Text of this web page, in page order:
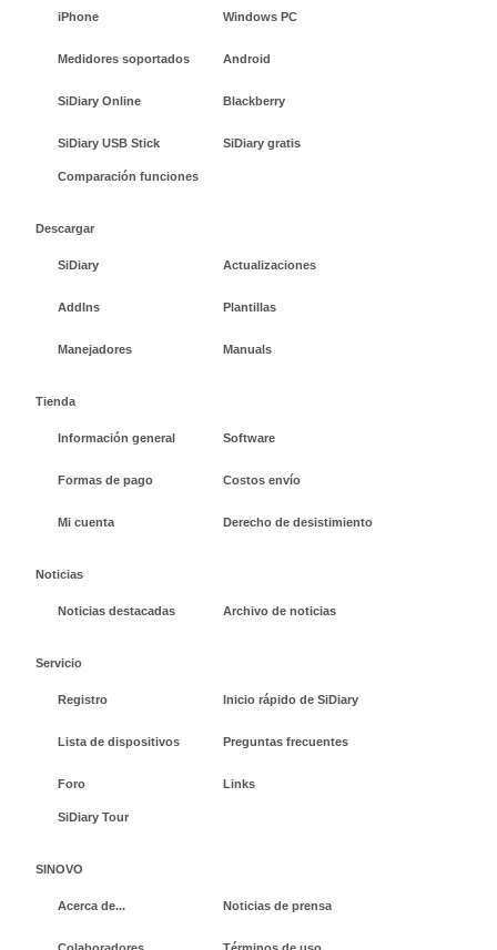
iPhone Windows PC
Medidores soportados Android
SiDiary Online Blackberry
SiDiary USB Stick SiDiary gratis
Comparación funciones
Descargar
SiDiary Actualizaciones
AddIns Plantillas
Manejadores Manuals
Tienda
Información general Software
Formas de pago Costos envío
Mi cuenta Derecho de desistimiento
Noticias
Noticias destacadas Archivo de noticias
Servicio
Registro Inicio rápido de SiDiary
Lista de dispositivos Preguntas frecuentes
Foro Links
SiDiary Tour
SINOVO
Acerca de... Noticias de prensa